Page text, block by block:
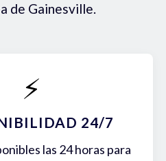
de Gainesville.
⚡
24/7
las 24 horas para